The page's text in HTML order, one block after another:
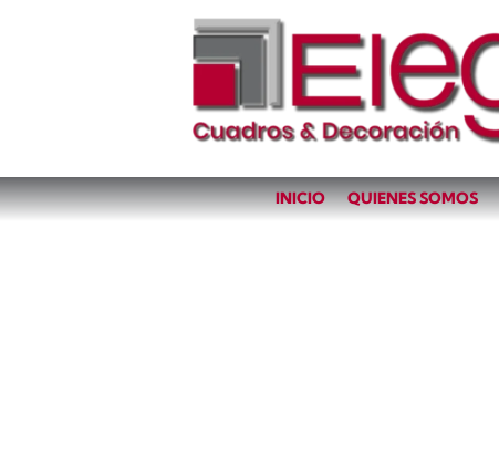
INICIO QUIENES SOMOS